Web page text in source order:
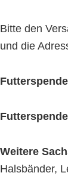
Bitte den
und die
Weitere
Halsbänder,